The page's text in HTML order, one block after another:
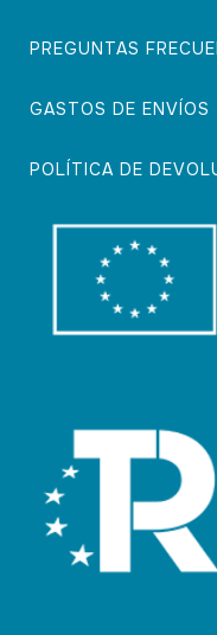
PREGUNTAS
GASTOS DE ENVÍOS
POLÍTICA DE